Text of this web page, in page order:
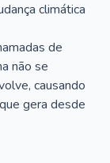
climática
de
não se
causando
gera desde